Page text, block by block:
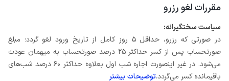
مقررات لغو رزرو
سیاست سختگیرانه:
در صورتی که رزرو، حداقل 5 روز کامل از تاریخ ورود لغو گردد؛ مبلغ
صورتحساب پس از کسر حداکثر 25 درصد صورتحساب به میهمان عودت
می‌شود. در غیر اینصورت اجاره شب اول بعلاوه حداکثر 60 درصد شب‌های
باقیمانده کسر می‌گردد.توضیحات بیشتر